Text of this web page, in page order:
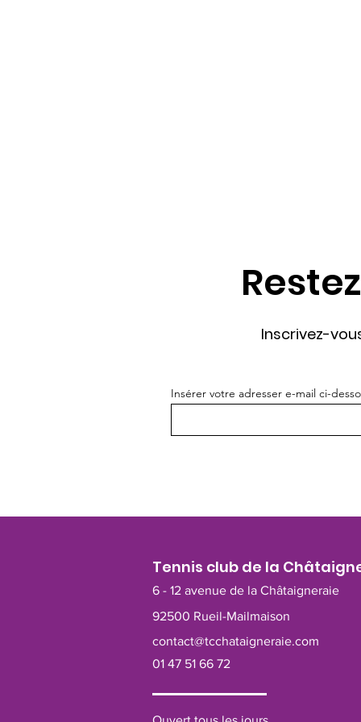
Inscrivez-
Insérer votre adresser e-mail ci-
Tennis club de la
6 - 12 avenue de la Châtaigneraie
92500 Rueil-Mailmaison
contact@tcchataigneraie.com
01 47 51 66 72